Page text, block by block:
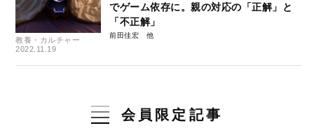
教養・カルチャー
2022.11.19
でゲーム依存に。親の対応の「正解」と
「不正解」
前田佳宏
会員限定記事